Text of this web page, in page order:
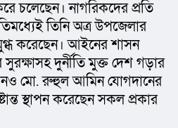
চলেছেন। নাগরিকদের প্রতি
তিনি অত্র উপজেলার
করেছেন। আইনের শাসন
সুরক্ষাসহ দুর্নীতি মুক্ত দেশ গড়ার
মো. রুহুল আমিন যোগদানের
স্থাপন করেছেন সকল প্রকার